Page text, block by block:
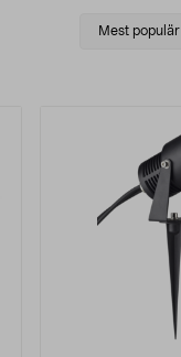
Select
Mest populär